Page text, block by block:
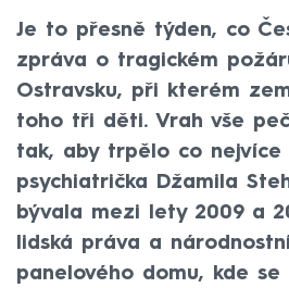
Je to přesně týden, co
zpráva o tragickém
Ostravsku, při kterém
toho tři děti. Vrah vše
tak, aby trpělo co
psychiatrička Džamila
bývala mezi lety 2009 a
lidská práva a
panelového domu, kde